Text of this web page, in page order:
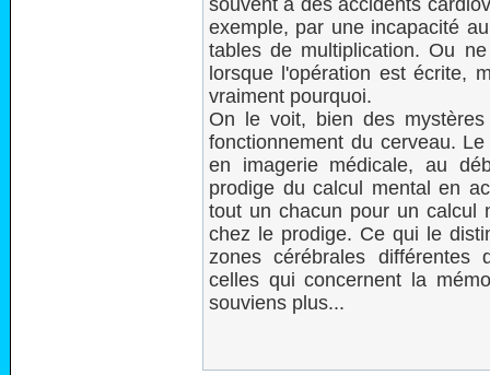
souvent à des accidents
exemple, par une incapacité
tables de multiplication. Ou
lorsque l'opération est écrite,
vraiment pourquoi.
On le voit, bien des
fonctionnement du cerveau.
en imagerie médicale, au
prodige du calcul mental en
tout un chacun pour un calcul
chez le prodige. Ce qui le
zones cérébrales différentes
celles qui concernent la
souviens plus...